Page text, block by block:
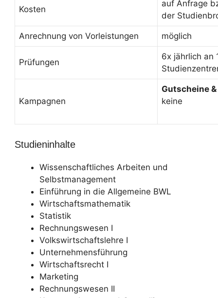
Kosten
auf Anfrage
der
Anrechnung von Vorleistungen möglich
Prüfungen
6x jährlich an
Kampagnen
Gutscheine
keine
Studieninhalte
Wissenschaftliches Arbeiten und
Selbstmanagement
Einführung in die Allgemeine BWL
Wirtschaftsmathematik
Statistik
Rechnungswesen I
Volkswirtschaftslehre I
Unternehmensführung
Wirtschaftsrecht I
Marketing
Rechnungswesen II